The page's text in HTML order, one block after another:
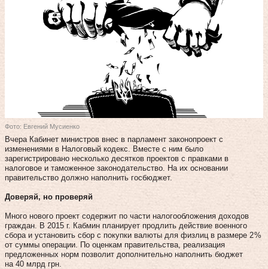
Фото: Евгений Мусиенко
Вчера Кабинет министров внес в парламент законопроект с
изменениями в Налоговый кодекс. Вместе с ним было
зарегистрировано несколько десятков проектов с правками в
налоговое и таможенное законодательство. На их основании
правительство должно наполнить госбюджет.
Доверяй, но проверяй
Много нового проект содержит по части налогообложения доходов
граждан. В 2015 г. Кабмин планирует продлить действие военного
сбора и установить сбор с покупки валюты для физлиц в размере 2 %
от суммы операции. По оценкам правительства, реализация
предложенных норм позволит дополнительно наполнить бюджет
на 40 млрд грн.